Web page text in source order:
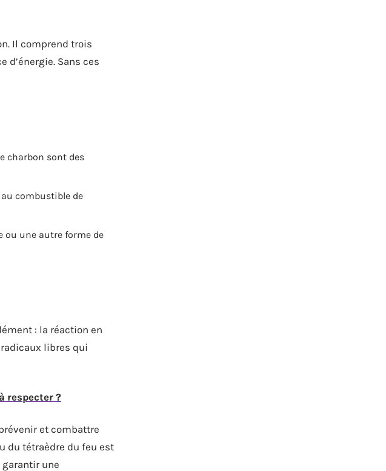
Il comprend trois
d’énergie. Sans ces
charbon sont des
combustible de
ou une autre forme de
: la réaction en
libres qui
respecter ?
et combattre
du tétraèdre du feu est
une